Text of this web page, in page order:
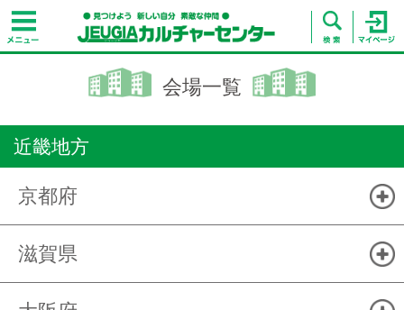
会場一覧
近畿地方
京都府
滋賀県